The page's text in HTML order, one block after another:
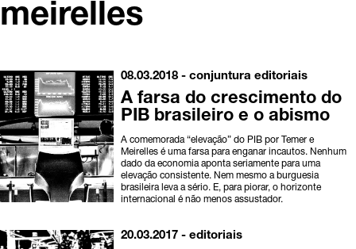
meirelles
08.03.2018 -conjuntura editoriais
A farsa do crescimento do
PIB brasileiro e o abismo
A comemorada “elevação” do PIB por Temer e
Meirelles é uma farsa para enganar incautos. Nenhum
dado da economia aponta seriamente para uma
elevação consistente. Nem mesmo a burguesia
brasileira leva a sério. E, para piorar, o horizonte
internacional é não menos assustador.
20.03.2017 -editoriais